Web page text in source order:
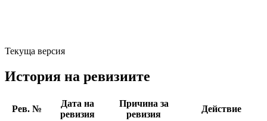
Текуща версия
История на ревизиите
Рев. №
Дата на
ревизия
Причина за
ревизия
Действие